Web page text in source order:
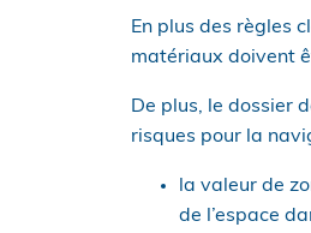
En plus des règles
matériaux doivent
De plus, le dossier
risques pour la
la valeur de
de l’espace